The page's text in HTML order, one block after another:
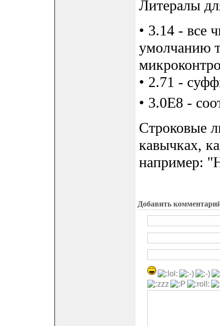
Литералы
• 3.14 - все
умолчанию
• 2.71 -
• 3.0E8 -
Строковые
кавычках,
например:
Добавить